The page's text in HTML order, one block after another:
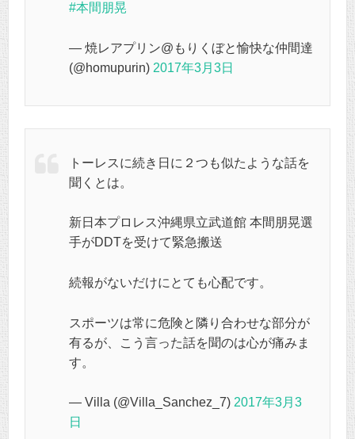
#本間朋晃
— 焼レアプリン@もりくぼと愉快な仲間達
(@homupurin) 2017年3月3日
トーレスに続き日に２つも似たような話を
聞くとは。
新日本プロレス沖縄県立武道館 本間朋晃選
手がDDTを受けて緊急搬送
続報がないだけにとても心配です。
スポーツは常に危険と隣り合わせな部分が
有るが、こう言った話を聞のは心が痛みま
す。
— Villa (@Villa_Sanchez_7) 2017年3月3
日